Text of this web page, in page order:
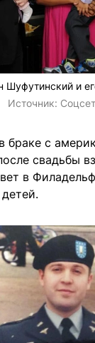
Шуфутинский и
Источник:
браке с
свадьбы
в